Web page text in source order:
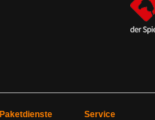
Paketdienste
Service